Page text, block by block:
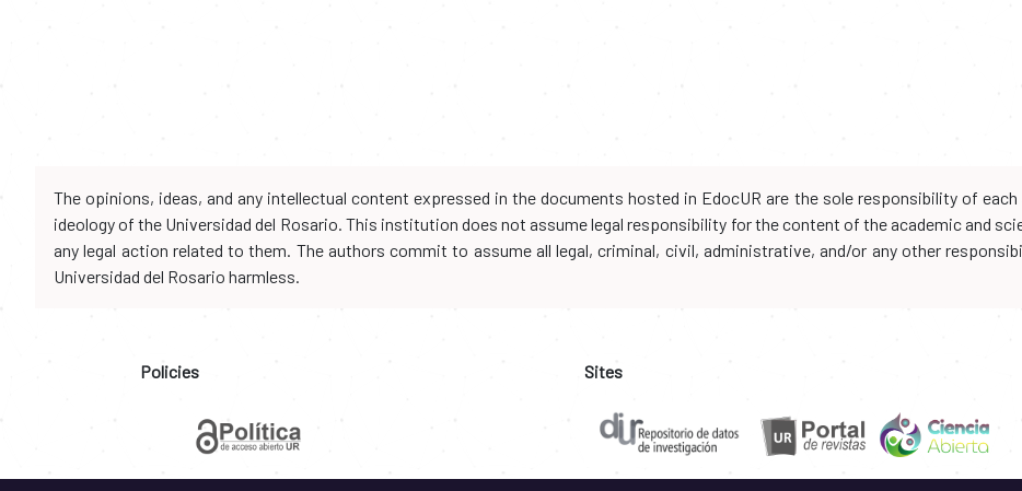
The opinions, ideas, and any intellectual content expressed in the documents hosted in EdocUR are the sole responsibility of
ideology of the Universidad del Rosario. This institution does not assume legal responsibility for the content of the academic and
any legal action related to them. The authors commit to assume all legal, criminal, civil, administrative, and/or any other
Universidad del Rosario harmless.
Policies Sites